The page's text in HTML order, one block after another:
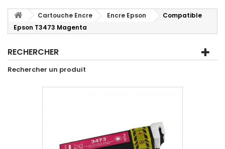
Cartouche Encre Encre Epson
Compatible
Epson T3473 Magenta
RECHERCHER
Rechercher un produit